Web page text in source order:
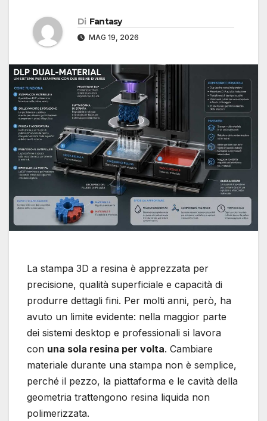
Di Fantasy
MAG 19, 2026
La stampa 3D a resina è apprezzata per
precisione, qualità superficiale e capacità di
produrre dettagli fini. Per molti anni, però, ha
avuto un limite evidente: nella maggior parte
dei sistemi desktop e professionali si lavora
con una sola resina per volta. Cambiare
materiale durante una stampa non è semplice,
perché il pezzo, la piattaforma e le cavità della
geometria trattengono resina liquida non
polimerizzata.